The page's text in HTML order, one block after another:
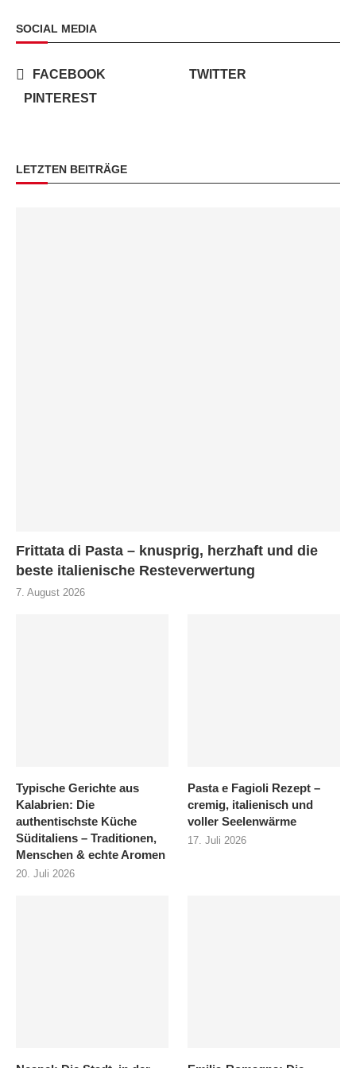
SOCIAL MEDIA
FACEBOOK
TWITTER
PINTEREST
LETZTEN BEITRÄGE
Frittata di Pasta – knusprig, herzhaft und die
beste italienische Resteverwertung
7. August 2026
Typische Gerichte aus
Kalabrien: Die
authentischste Küche
Süditaliens – Traditionen,
Menschen & echte Aromen
20. Juli 2026
Pasta e Fagioli Rezept –
cremig, italienisch und
voller Seelenwärme
17. Juli 2026